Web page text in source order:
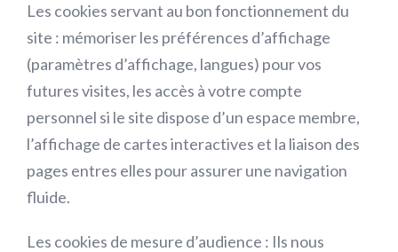
Les cookies servant au bon fonctionnement du
site : mémoriser les préférences d’affichage
(paramètres d’affichage, langues) pour vos
futures visites, les accès à votre compte
personnel si le site dispose d’un espace membre,
l’affichage de cartes interactives et la liaison des
pages entres elles pour assurer une navigation
fluide.
Les cookies de mesure d’audience : Ils nous